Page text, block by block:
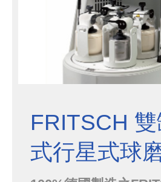
FRITSCH
式行星式球